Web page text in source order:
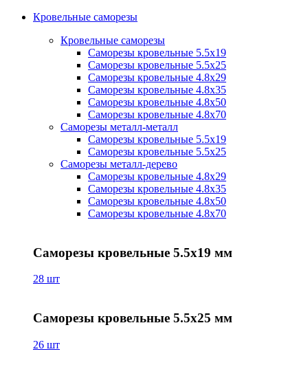
Кровельные саморезы
Кровельные саморезы
Саморезы кровельные 5.5х19
Саморезы кровельные 5.5х25
Саморезы кровельные 4.8х29
Саморезы кровельные 4.8х35
Саморезы кровельные 4.8х50
Саморезы кровельные 4.8х70
Саморезы металл-металл
Саморезы кровельные 5.5х19
Саморезы кровельные 5.5х25
Саморезы металл-дерево
Саморезы кровельные 4.8х29
Саморезы кровельные 4.8х35
Саморезы кровельные 4.8х50
Саморезы кровельные 4.8х70
Саморезы кровельные 5.5х19 мм
28 шт
Саморезы кровельные 5.5х25 мм
26 шт